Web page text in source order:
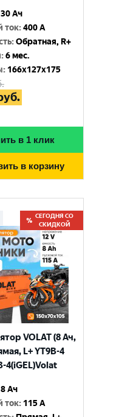
30 Ач
ток:400 A
:Обратная, R+
:6 мес.
: 166x127x175
в 1 клик
в корзину
СЕГОДНЯ СО
СКИДКОЙ
VOLAT (8 Ач,
L+ YT9B-4
4(iGEL)Volat
8 Ач
ток: 115 A